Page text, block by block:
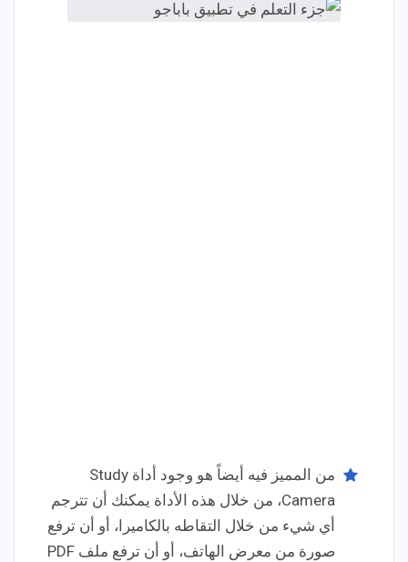
من المميز فيه أيضاً هو وجود أداة Study
Camera، من خلال هذه الأداة يمكنك أن تترجم
أي شيء من خلال التقاطه بالكاميرا، أو أن ترفع
صورة من معرض الهاتف، أو أن ترفع ملف PDF